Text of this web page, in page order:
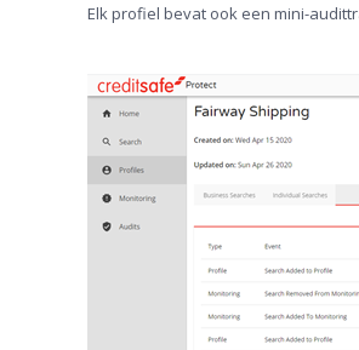
Elk profiel bevat ook een mini-